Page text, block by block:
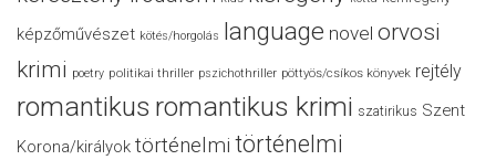
képzőművészet kötés/horgolás language novel orvosi
krimi poetry politikai thriller pszichothriller pöttyös/csíkos könyvek rejtély
romantikus romantikus krimi szatirikus Szent
Korona/királyok történelmi történelmi